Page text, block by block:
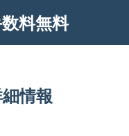
料無料
情報